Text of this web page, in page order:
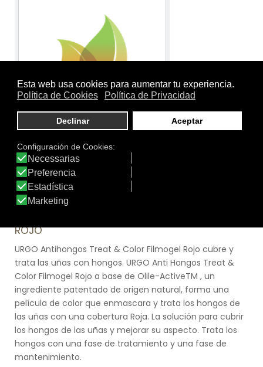
Tamaño:
3acce386-53f4-4ea2-8642-b8bad80eadfc
Marca:Urgo
Línea:URGO MICOSIS
ROJO
URGO Antihongos Treat & Color Filmogel Rojo cubre y
trata las uñas con hongos. URGO Anti Hongos Treat &
Color Filmogel Rojo a base de Olile-ActiveTM , un
ingrediente patentado de origen natural, forma una
película de color que enmascara y trata los hongos de
las uñas con una cobertura Roja. La solución para cubrir
los hongos de las uñas y mejorar su aspecto. Trata los
hongos con una fase de tratamiento y una fase de
mantenimiento.